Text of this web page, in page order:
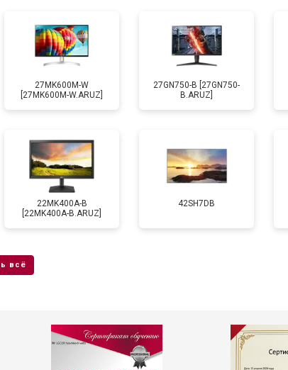
27MK600M-W
[27MK600M-W.ARUZ]
27GN750-B [27GN750-
B.ARUZ]
22MK400A-B
[22MK400A-B.ARUZ]
42SH7DB